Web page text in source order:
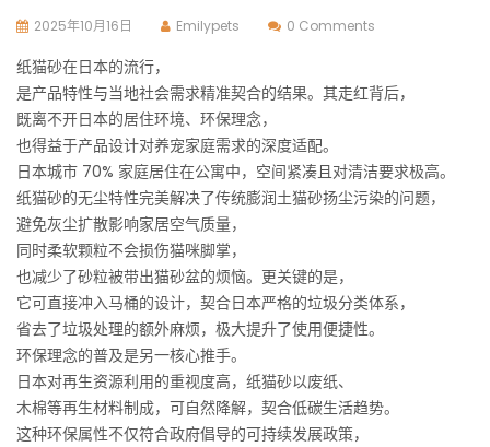
2025年10月16日 Emilypets 0 Comments
纸猫砂在日本的流行，
是产品特性与当地社会需求精准契合的结果。其走红背后，
既离不开日本的居住环境、环保理念，
也得益于产品设计对养宠家庭需求的深度适配。
日本城市 70% 家庭居住在公寓中，空间紧凑且对清洁要求极高。
纸猫砂的无尘特性完美解决了传统膨润土猫砂扬尘污染的问题，
避免灰尘扩散影响家居空气质量，
同时柔软颗粒不会损伤猫咪脚掌，
也减少了砂粒被带出猫砂盆的烦恼。更关键的是，
它可直接冲入马桶的设计，契合日本严格的垃圾分类体系，
省去了垃圾处理的额外麻烦，极大提升了使用便捷性。
环保理念的普及是另一核心推手。
日本对再生资源利用的重视度高，纸猫砂以废纸、
木棉等再生材料制成，可自然降解，契合低碳生活趋势。
这种环保属性不仅符合政府倡导的可持续发展政策，